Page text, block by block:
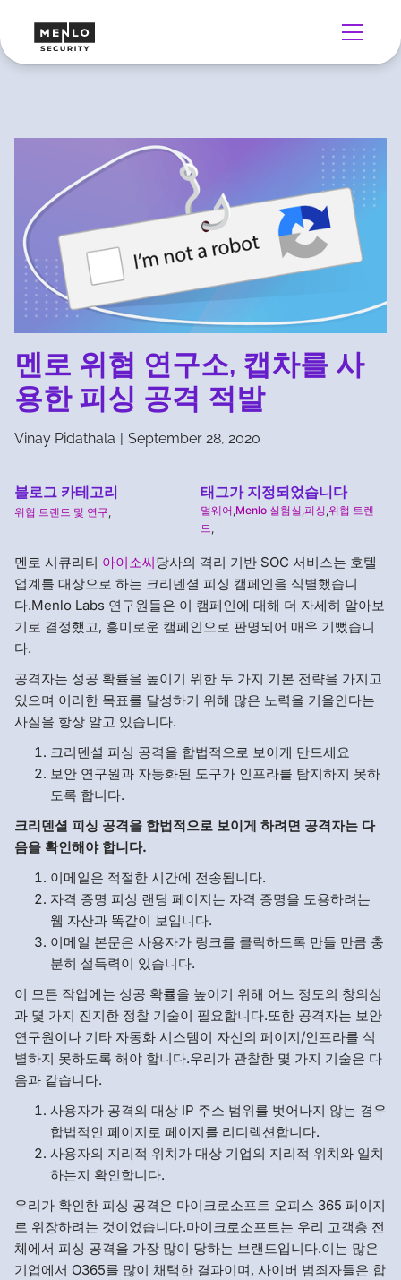
멘로 위협 연구소, 캡차를 사
용한 피싱 공격 적발
Vinay Pidathala | September 28, 2020
블로그 카테고리
위협 트렌드 및 연구
태그가 지정되었습니다
멀웨어 Menlo 실험실 피싱 위협 트렌
드
멘로 시큐리티 아이소씨당사의 격리 기반 SOC 서비스는 호텔
업계를 대상으로 하는 크리덴셜 피싱 캠페인을 식별했습니
다.Menlo Labs 연구원들은 이 캠페인에 대해 더 자세히 알아보
기로 결정했고, 흥미로운 캠페인으로 판명되어 매우 기뻤습니
다.
공격자는 성공 확률을 높이기 위한 두 가지 기본 전략을 가지고
있으며 이러한 목표를 달성하기 위해 많은 노력을 기울인다는
사실을 항상 알고 있습니다.
크리덴셜 피싱 공격을 합법적으로 보이게 만드세요
보안 연구원과 자동화된 도구가 인프라를 탐지하지 못하
도록 합니다.
크리덴셜 피싱 공격을 합법적으로 보이게 하려면 공격자는 다
음을 확인해야 합니다.
이메일은 적절한 시간에 전송됩니다.
자격 증명 피싱 랜딩 페이지는 자격 증명을 도용하려는
웹 자산과 똑같이 보입니다.
이메일 본문은 사용자가 링크를 클릭하도록 만들 만큼 충
분히 설득력이 있습니다.
이 모든 작업에는 성공 확률을 높이기 위해 어느 정도의 창의성
과 몇 가지 진지한 정찰 기술이 필요합니다.또한 공격자는 보안
연구원이나 기타 자동화 시스템이 자신의 페이지/인프라를 식
별하지 못하도록 해야 합니다.우리가 관찰한 몇 가지 기술은 다
음과 같습니다.
사용자가 공격의 대상 IP 주소 범위를 벗어나지 않는 경우
합법적인 페이지로 페이지를 리디렉션합니다.
사용자의 지리적 위치가 대상 기업의 지리적 위치와 일치
하는지 확인합니다.
우리가 확인한 피싱 공격은 마이크로소프트 오피스 365 페이지
로 위장하려는 것이었습니다.마이크로소프트는 우리 고객층 전
체에서 피싱 공격을 가장 많이 당하는 브랜드입니다.이는 많은
기업에서 O365를 많이 채택한 결과이며, 사이버 범죄자들은 합